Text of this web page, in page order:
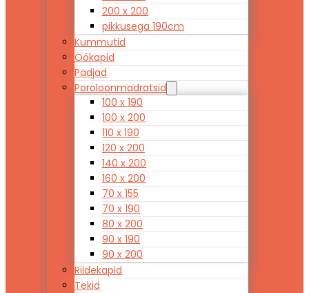
200 x 200
pikkusega 190cm
Kummutid
Öökapid
Padjad
Poroloonmadratsid
100 x 190
100 x 200
110 x 190
120 x 200
140 x 200
160 x 200
70 x 155
70 x 190
80 x 200
90 x 190
90 x 200
Riidekapid
Tekid